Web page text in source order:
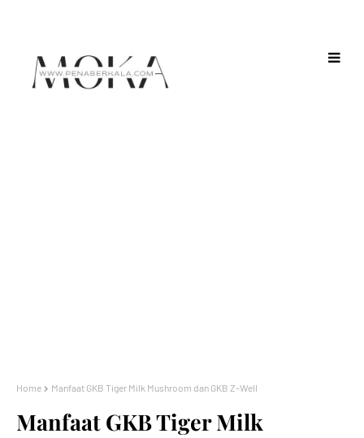
Home Manfaat GKB Tiger Milk Mushroom dan GKB Z-Well
Manfaat GKB Tiger Milk